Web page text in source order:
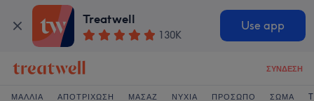
Treatwell
130K
Use app
ΣΎΝΔΕΣΗ
ΜΑΛΛΙΆ ΑΠΟΤΡΊΧΩΣΗ ΜΑΣΆΖ ΝΎΧΙΑ ΠΡΌΣΩΠΟ ΣΏΜΑ